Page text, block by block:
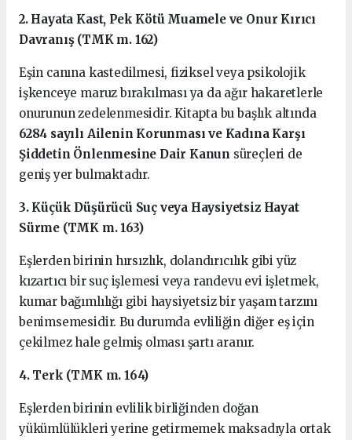
2. Hayata Kast, Pek Kötü Muamele ve Onur Kırıcı
Davranış (TMK m. 162)
Eşin canına kastedilmesi, fiziksel veya psikolojik
işkenceye maruz bırakılması ya da ağır hakaretlerle
onurunun zedelenmesidir. Kitapta bu başlık altında
6284 sayılı Ailenin Korunması ve Kadına Karşı
Şiddetin Önlenmesine Dair Kanun süreçleri de
geniş yer bulmaktadır.
3. Küçük Düşürücü Suç veya Haysiyetsiz Hayat
Sürme (TMK m. 163)
Eşlerden birinin hırsızlık, dolandırıcılık gibi yüz
kızartıcı bir suç işlemesi veya randevu evi işletmek,
kumar bağımlılığı gibi haysiyetsiz bir yaşam tarzını
benimsemesidir. Bu durumda evliliğin diğer eş için
çekilmez hale gelmiş olması şartı aranır.
4. Terk (TMK m. 164)
Eşlerden birinin evlilik birliğinden doğan
yükümlülükleri yerine getirmemek maksadıyla ortak